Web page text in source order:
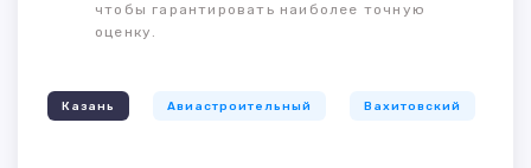
чтобы гарантировать наиболее точную
оценку.
Казань Авиастроительный Вахитовский